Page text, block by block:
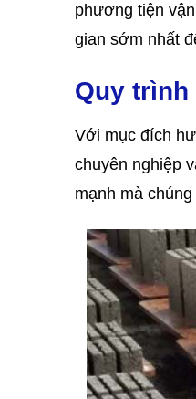
phương tiện
gian sớm nhất
Quy trình
Với mục đích
chuyên nghiệp
mạnh mà